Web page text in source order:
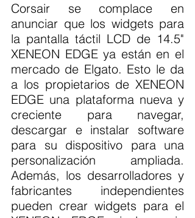
Corsair se complace en
anunciar que los widgets para
la pantalla táctil LCD de 14.5"
XENEON EDGE ya están en el
mercado de Elgato. Esto le da
a los propietarios de XENEON
EDGE una plataforma nueva y
creciente para navegar,
descargar e instalar software
para su dispositivo para una
personalización ampliada.
Además, los desarrolladores y
fabricantes independientes
pueden crear widgets para el